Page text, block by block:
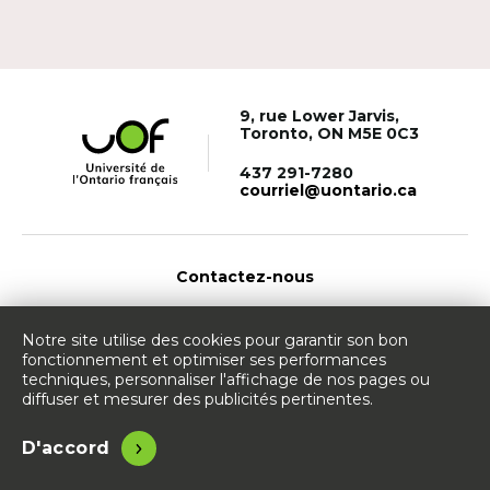
9, rue Lower Jarvis,
Toronto, ON M5E 0C3
437 291-7280
courriel@uontario.ca
Contactez-nous
© Université de l'Ontario français - 2026
Notre site utilise des cookies pour garantir son bon
fonctionnement et optimiser ses performances
techniques, personnaliser l'affichage de nos pages ou
diffuser et mesurer des publicités pertinentes.
D'accord